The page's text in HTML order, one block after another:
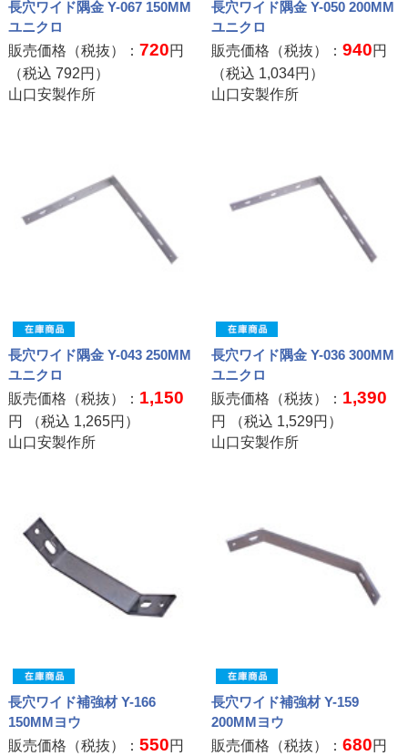
長穴ワイド隅金 Y-067 150MM
ユニクロ
販売価格（税抜）： 720円
（税込 792円）
山口安製作所
長穴ワイド隅金 Y-050 200MM
ユニクロ
販売価格（税抜）：940円
（税込 1,034円）
山口安製作所
長穴ワイド隅金 Y-043 250MM
ユニクロ
販売価格（税抜）： 1,150
円 （税込 1,265円）
山口安製作所
長穴ワイド隅金 Y-036 300MM
ユニクロ
販売価格（税抜）： 1,390
円 （税込 1,529円）
山口安製作所
長穴ワイド補強材 Y-166
150MMヨウ
販売価格（税抜）： 550円
長穴ワイド補強材 Y-159
200MMヨウ
販売価格（税抜）：680円